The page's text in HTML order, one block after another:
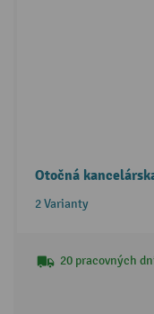
Otočná
2 Varianty
20 pracovných